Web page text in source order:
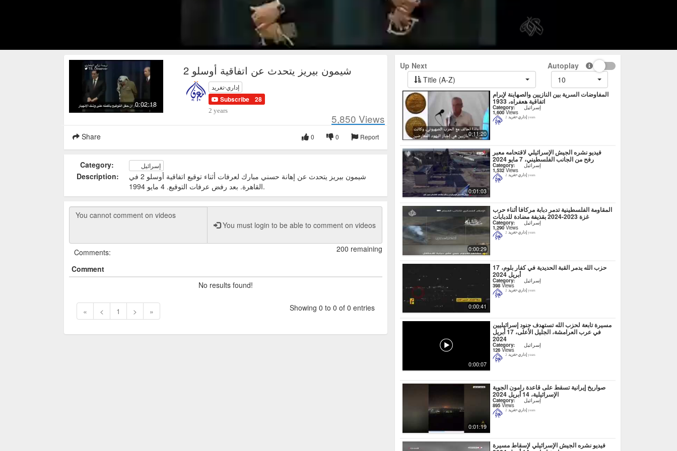
0:02:18
شيمون بيريز يتحدث عن اتفاقية أوسلو 2
إداري-تغريد
Subscribe 28
2 years
5,850 Views
Share Report
0
0
Category: إسرائيل
Description:
شيمون بيريز يتحدث عن إهانة حسني مبارك لعرفات أثناء توقيع اتفاقية أوسلو 2 في
القاهرة. بعد رفض عرفات التوقيع. 4 مايو 1994.
You must login to be able to comment on videos
200 remaining
Comments:
Comment
No results found!
« < 1 > » Showing 0 to 0 of 0 entries
Up Next
Autoplay
Title (A-Z)
10
0:11:20
المفاوضات السرية بين النازيين والصهاينة لإبرام
اتفاقية هعفراه، 1933
Category: إسرائيل
1,600Views
إداري-تغريد 2 years
0:01:03
فيديو نشره الجيش الإسرائيلي لاقتحامه معبر
رفح من الجانب الفلسطيني، 7 مايو 2024
Category: إسرائيل
1,532Views
إداري-تغريد 2 years
0:00:29
المقاومة الفلسطينية تدمر دبابة مركافا أثناء حرب
غزة 2023-2024 بقذيفة مضادة للدبابات
Category: إسرائيل
1,290Views
إداري-تغريد 2 years
0:00:41
حزب الله يدمر القبة الحديدية في كفار بلوم، 17
أبريل 2024
Category: إسرائيل
398 Views
إداري-تغريد 2 years
0:00:07
مسيرة تابعة لحزب الله تستهدف جنود إسرائيليين
في عرب العرامشة، الجليل الأعلى، 17 أبريل
2024
Category: إسرائيل
126 Views
إداري-تغريد 2 years
0:01:19
صواريخ إيرانية تسقط على قاعدة رامون الجوية
الإسرائيلية، 14 أبريل 2024
Category: إسرائيل
895 Views
إداري-تغريد 2 years
فيديو نشره الجيش الإسرائيلي لإسقاط مسيرة